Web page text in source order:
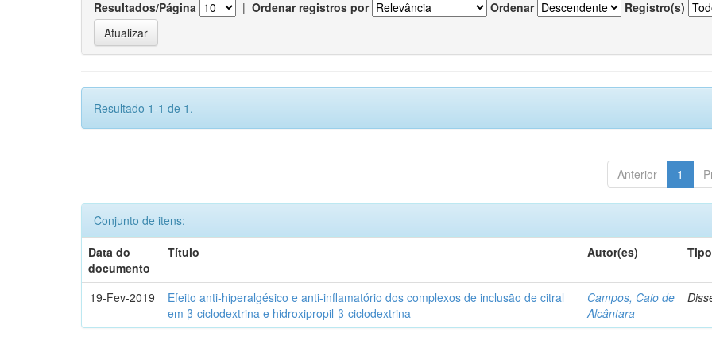
Resultados/Página | Ordenar registros por Ordenar Registro(s)
Resultado 1-1 de 1.
Anterior 1
Conjunto de itens:
Data do
documento
Título Autor(es) Tipo
19-Fev-2019
Efeito anti-hiperalgésico e anti-inflamatório dos complexos de inclusão de citral
em β-ciclodextrina e hidroxipropil-β-ciclodextrina
Campos, Caio de
Alcântara